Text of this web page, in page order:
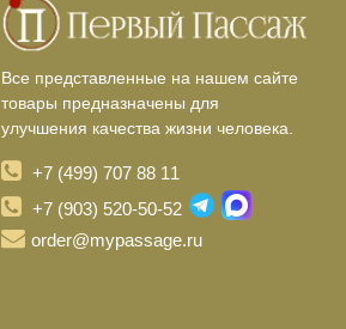
Все представленные на нашем сайте
товары предназначены для
улучшения качества жизни человека.
+7 (499) 707 88 11
+7 (903) 520-50-52
order@mypassage.ru